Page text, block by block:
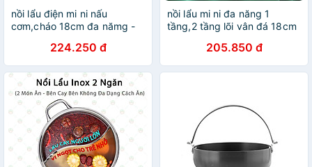
nồi lẩu điện mi ni nấu
cơm,cháo 18cm đa nămg -
224.250 đ
nồi lẩu mi ni đa năng 1
tầng,2 tầng lõi vân đá 18cm
205.850 đ